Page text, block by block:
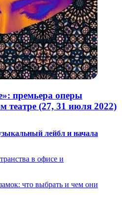
премьера оперы
театре (27, 31 июля 2022)
лейбл и начала
в офисе и
что выбрать и чем они